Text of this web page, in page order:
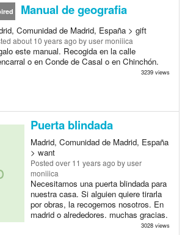
Manual de geografia
Comunidad de Madrid, España > gift
about 10 years ago by user moniiica
este manual. Recogida en la calle
o en Conde de Casal o en Chinchón.
3239 views
Puerta blindada
Madrid, Comunidad de Madrid, España
> want
Posted over 11 years ago by user
moniiica
Necesitamos una puerta blindada para
nuestra casa. Si alguien quiere tirarla
por obras, la recogemos nosotros. En
madrid o alrededores. muchas gracias.
3028 views